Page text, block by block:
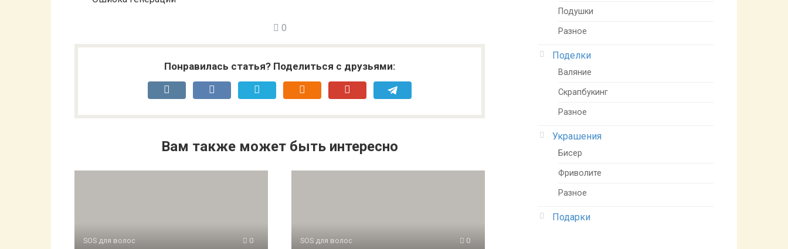
0
Понравилась статья? Поделиться с друзьями:
Вам также может быть интересно
SOS для волос 0 SOS для волос 0
Подушки
Разное
Поделки
Валяние
Скрапбукинг
Разное
Украшения
Бисер
Фриволите
Разное
Подарки